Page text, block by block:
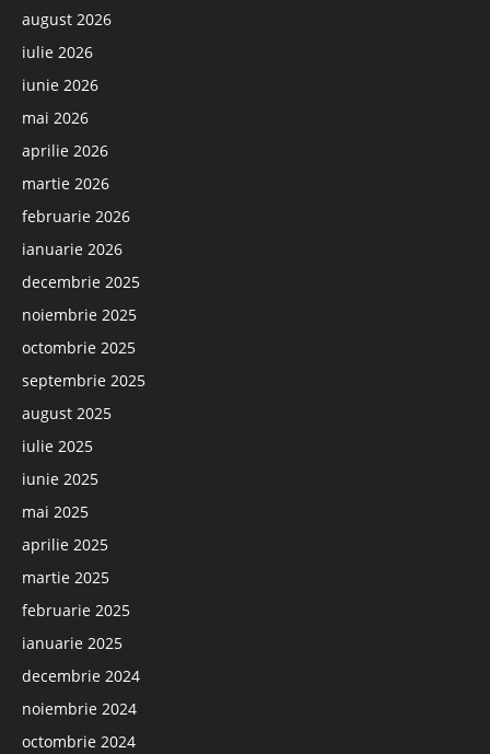
august 2026
iulie 2026
iunie 2026
mai 2026
aprilie 2026
martie 2026
februarie 2026
ianuarie 2026
decembrie 2025
noiembrie 2025
octombrie 2025
septembrie 2025
august 2025
iulie 2025
iunie 2025
mai 2025
aprilie 2025
martie 2025
februarie 2025
ianuarie 2025
decembrie 2024
noiembrie 2024
octombrie 2024